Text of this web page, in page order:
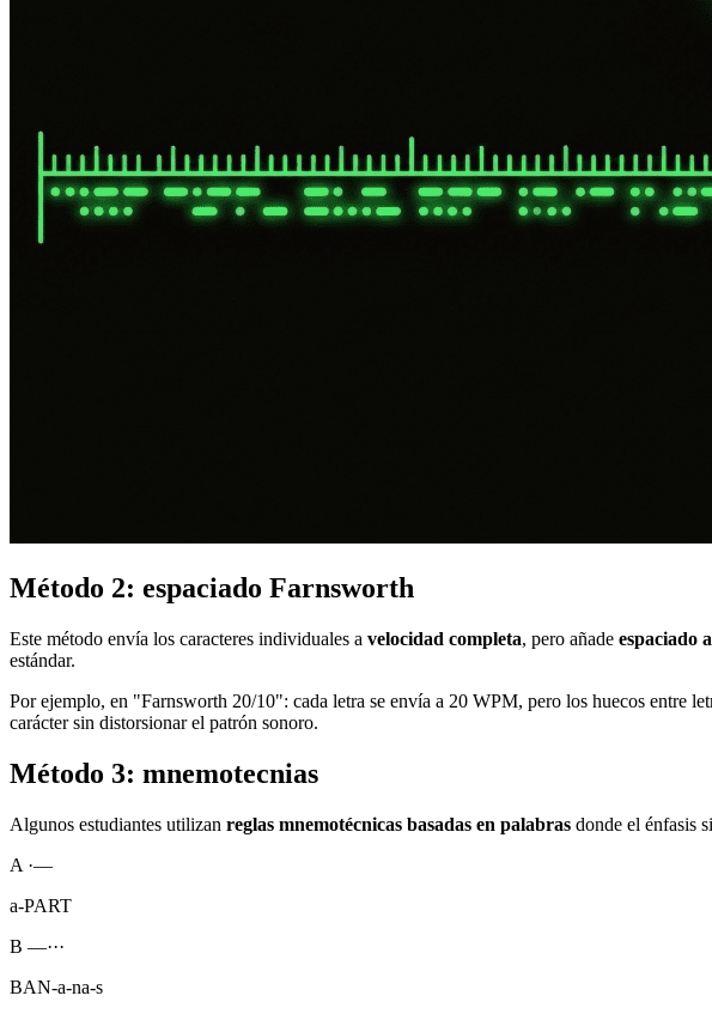
Método 2: espaciado Farnsworth
Este método envía los caracteres individuales a velocidad completa, pero añade espaciado
estándar.
Por ejemplo, en "Farnsworth 20/10": cada letra se envía a 20 WPM, pero los huecos entre
carácter sin distorsionar el patrón sonoro.
Método 3: mnemotecnias
Algunos estudiantes utilizan reglas mnemotécnicas basadas en palabras donde el énfasis
A ·—
a-PART
B —···
BAN-a-na-s